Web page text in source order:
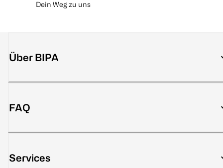
Dein Weg zu uns
Über BIPA
FAQ
Services